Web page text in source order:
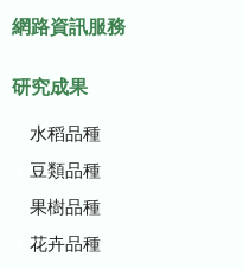
網路資訊服務
研究成果
水稻品種
豆類品種
果樹品種
花卉品種